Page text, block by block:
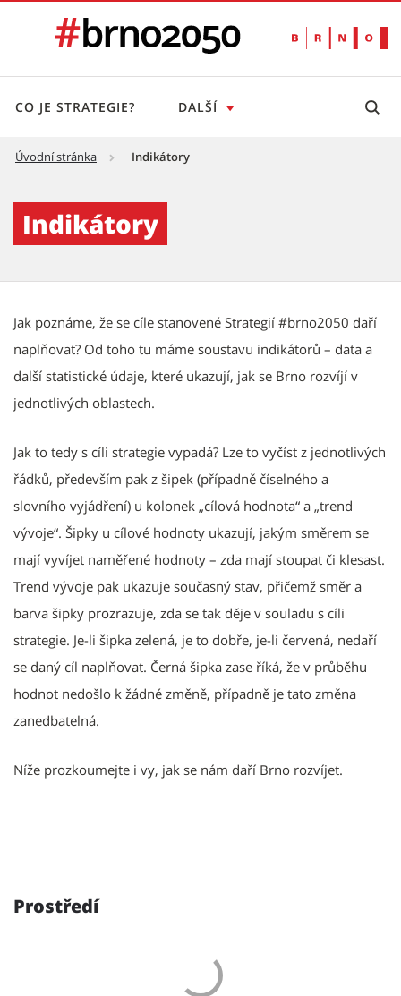
CO JE STRATEGIE? DALŠÍ
Úvodní stránka Indikátory
Indikátory
Jak poznáme, že se cíle stanovené Strategií #brno2050 daří
naplňovat? Od toho tu máme soustavu indikátorů – data a
další statistické údaje, které ukazují, jak se Brno rozvíjí v
jednotlivých oblastech.
Jak to tedy s cíli strategie vypadá? Lze to vyčíst z jednotlivých
řádků, především pak z šipek (případně číselného a
slovního vyjádření) u kolonek „cílová hodnota“ a „trend
vývoje“. Šipky u cílové hodnoty ukazují, jakým směrem se
mají vyvíjet naměřené hodnoty – zda mají stoupat či klesast.
Trend vývoje pak ukazuje současný stav, přičemž směr a
barva šipky prozrazuje, zda se tak děje v souladu s cíli
strategie. Je-li šipka zelená, je to dobře, je-li červená, nedaří
se daný cíl naplňovat. Černá šipka zase říká, že v průběhu
hodnot nedošlo k žádné změně, případně je tato změna
zanedbatelná.
Níže prozkoumejte i vy, jak se nám daří Brno rozvíjet.
Prostředí